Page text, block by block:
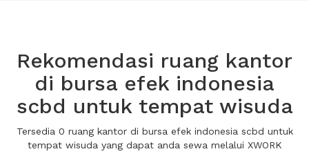
Rekomendasi ruang kantor
di bursa efek indonesia
scbd untuk tempat wisuda
Tersedia 0 ruang kantor di bursa efek indonesia scbd untuk
tempat wisuda yang dapat anda sewa melalui XWORK